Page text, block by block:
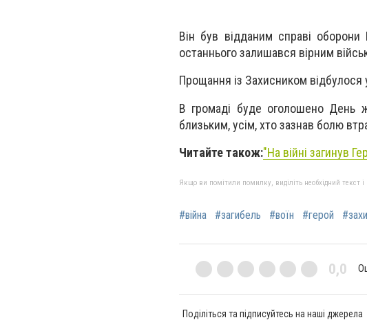
Він був відданим справі
останнього залишався вірним
Прощання із Захисником відбулося
В громаді буде оголошено День
близьким, усім, хто зазнав болю
Читайте також:"На війні загинув
Якщо ви помітили помилку, виділіть необхідний текст
#війна #загибель #воїн #герой
0,0
Поділіться та підписуйтесь на наші джерела